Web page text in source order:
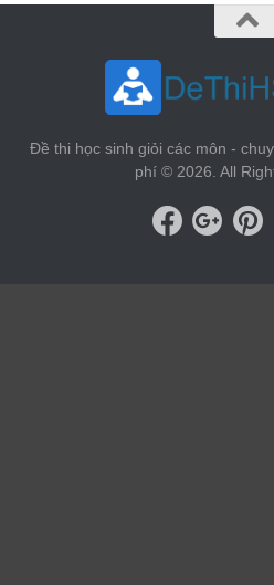
Đề thi học sinh giỏi các môn -
phí © 2026. All